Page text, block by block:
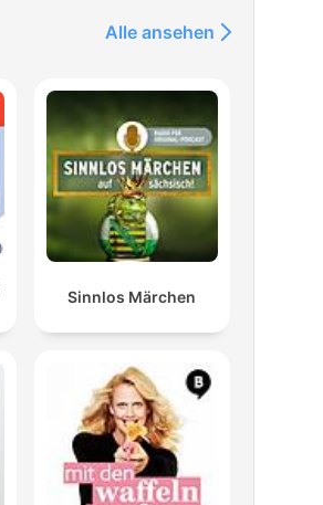
Alle ansehen
Sinnlos Märchen